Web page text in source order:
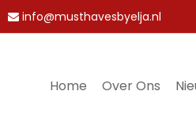
info@musthavesbyelja.nl
Home Over Ons